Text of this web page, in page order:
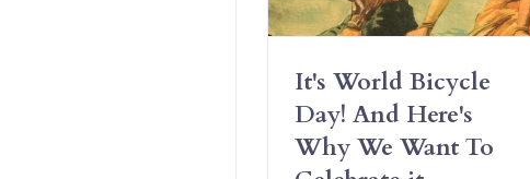
It's World Bicycle
Day! And Here's
Why We Want To